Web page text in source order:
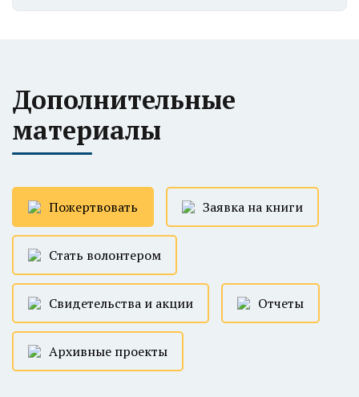
Дополнительные
материалы
Пожертвовать Заявка на книги
Стать волонтером
Свидетельства и акции Отчеты
Архивные проекты